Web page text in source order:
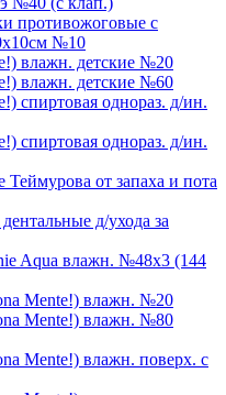
противожоговые с
№10
влажн. детские №20
влажн. детские №60
спиртовая однораз. д/ин.
спиртовая однораз. д/ин.
от запаха и пота
д/ухода за
Aqua влажн. №48х3 (144
Mente!) влажн. №20
Mente!) влажн. №80
Mente!) влажн. поверх. с